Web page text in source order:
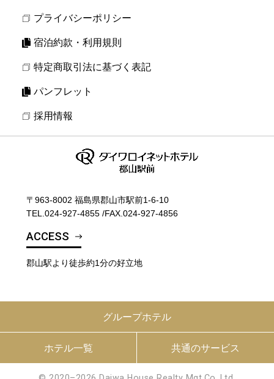
プライバシーポリシー
宿泊約款・利用規則
特定商取引法に基づく表記
パンフレット
採用情報
〒963-8002 福島県郡山市駅前1-6-10
TEL. 024-927-4855 /FAX.024-927-4856
ACCESS
郡山駅より徒歩約1分の好立地
グループホテル
ホテル一覧 共通のサービス